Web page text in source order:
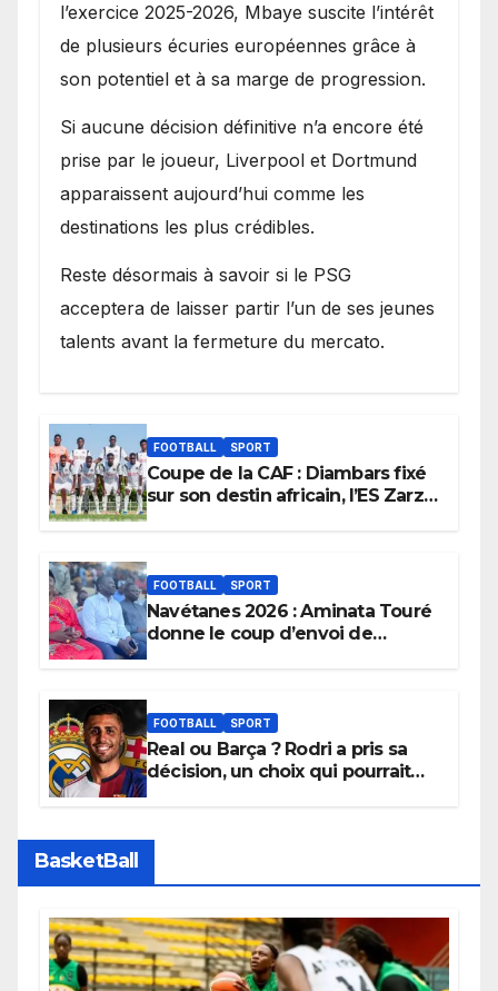
l’exercice 2025-2026, Mbaye suscite l’intérêt
de plusieurs écuries européennes grâce à
son potentiel et à sa marge de progression.
Si aucune décision définitive n’a encore été
prise par le joueur, Liverpool et Dortmund
apparaissent aujourd’hui comme les
destinations les plus crédibles.
Reste désormais à savoir si le PSG
acceptera de laisser partir l’un de ses jeunes
talents avant la fermeture du mercato.
FOOTBALL SPORT
Coupe de la CAF : Diambars fixé
sur son destin africain, l’ES Zarzis
FOOTBALL SPORT
Navétanes 2026 : Aminata Touré
donne le coup d’envoi de
apaisées.
FOOTBALL SPORT
Real ou Barça ? Rodri a pris sa
décision, un choix qui pourrait
BasketBall